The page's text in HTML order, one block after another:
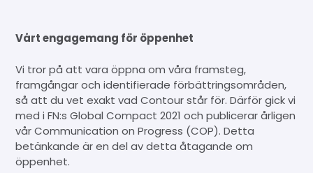
Vårt engagemang för öppenhet
Vi tror på att vara öppna om våra framsteg,
framgångar och identifierade förbättringsområden,
så att du vet exakt vad Contour står för. Därför gick vi
med i FN:s Global Compact 2021 och publicerar årligen
vår Communication on Progress (COP). Detta
betänkande är en del av detta åtagande om
öppenhet.